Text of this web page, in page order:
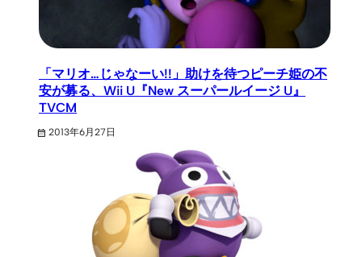
「マリオ…じゃなーい!!」助けを待つピーチ姫の不
安が募る、Wii U『New スーパールイージ U』
TVCM
2013年6月27日